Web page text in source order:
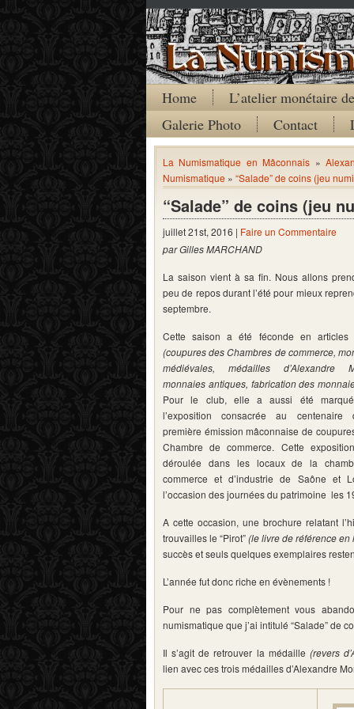
Home
L’atelier monétaire
Galerie Photo
Contact
La Numismatique en Mâconnais »
Numismatique » “Salade” de coins (jeu
“Salade” de coins (jeu
juillet 21st, 2016 | Faire un Commentaire
par Gilles MARCHAND
La saison vient à sa fin. Nous allons
peu de repos durant l’été pour mieux
septembre.
Cette saison a été féconde en articles
(coupures des Chambres de commerce,
médiévales, médailles d’Alexandre
monnaies antiques, fabrication des
Pour le club, elle a aussi été
l’exposition consacrée au
première émission mâconnaise de
Chambre de commerce. Cette
déroulée dans les locaux de la
commerce et d’industrie de Saône et
l’occasion des journées du patrimoine les
A cette occasion, une brochure relatant
trouvailles le “Pirot”(le livre de référence en
succès et seuls quelques exemplaires
L’année fut donc riche en évènements !
Pour ne pas complètement vous
numismatique que j’ai intitulé “Salade” de
Il s’agit de retrouver la médaille (revers
lien avec ces trois médailles d’Alexandre